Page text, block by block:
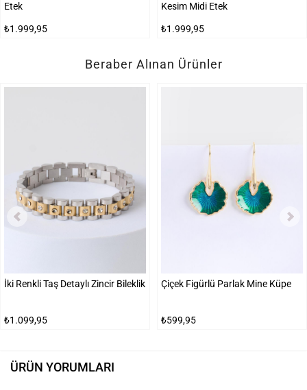
Etek
₺1.999,95
Kesim Midi Etek
₺1.999,95
Beraber Alınan Ürünler
İki Renkli Taş Detaylı Zincir Bileklik
₺1.099,95
Çiçek Figürlü Parlak Mine Küpe
₺599,95
ÜRÜN YORUMLARI